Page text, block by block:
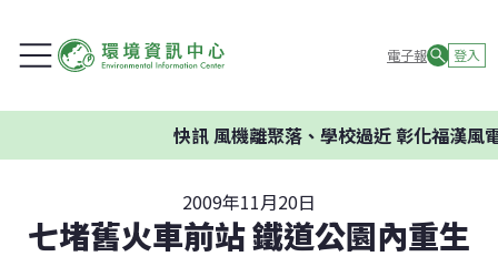
電子報 登入
快訊風機離聚落、學校過近 彰化福漢風電
2009年11月20日
七堵舊火車前站 鐵道公園內重生